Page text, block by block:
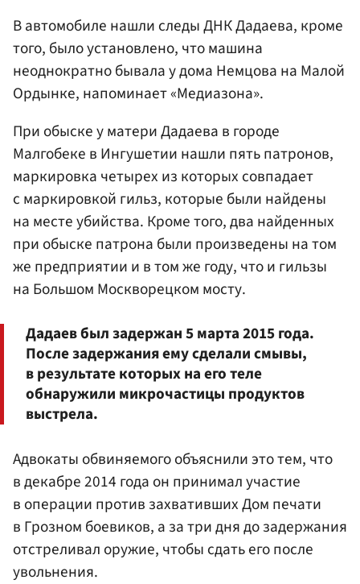
В автомобиле нашли следы ДНК Дадаева, кроме
того, было установлено, что машина
неоднократно бывала у дома Немцова на Малой
Ордынке, напоминает «Медиазона».
При обыске у матери Дадаева в городе
Малгобеке в Ингушетии нашли пять патронов,
маркировка четырех из которых совпадает
с маркировкой гильз, которые были найдены
на месте убийства. Кроме того, два найденных
при обыске патрона были произведены на том
же предприятии и в том же году, что и гильзы
на Большом Москворецком мосту.
Дадаев был задержан 5 марта 2015 года.
После задержания ему сделали смывы,
в результате которых на его теле
обнаружили микрочастицы продуктов
выстрела.
Адвокаты обвиняемого объяснили это тем, что
в декабре 2014 года он принимал участие
в операции против захвативших Дом печати
в Грозном боевиков, а за три дня до задержания
отстреливал оружие, чтобы сдать его после
увольнения.